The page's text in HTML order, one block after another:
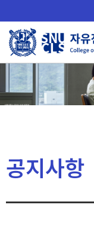
로
메
공지사항